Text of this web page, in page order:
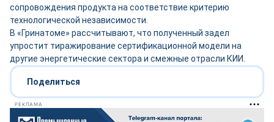
сопровождения продукта на соответствие критерию
технологической независимости.
В «Гринатоме» рассчитывают, что полученный задел
упростит тиражирование сертификационной модели на
другие энергетические сектора и смежные отрасли КИИ.
Поделиться
РЕКЛАМА